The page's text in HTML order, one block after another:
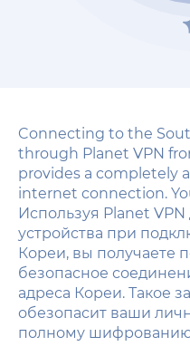
Connecting to the
through Planet VPN
provides a completely
internet connection.
Используя Planet
устройства при
Кореи, вы получаете
безопасное
адреса Кореи. Такое
обезопасит ваши
полному